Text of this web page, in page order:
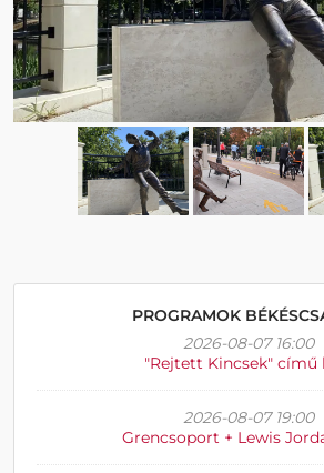
PROGRAMOK
2026-08-07 16:00
"Rejtett Kincsek" című
2026-08-07 19:00
Grencsoport + Lewis